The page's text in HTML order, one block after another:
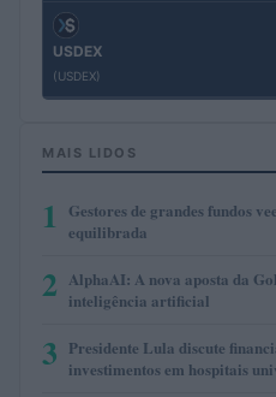
USDEX
(USDEX)
MAIS LIDOS
1
Gestores de grandes fundos
equilibrada
2 AlphaAI: A nova aposta da
inteligência artificial
3 Presidente Lula discute
investimentos em hospitais